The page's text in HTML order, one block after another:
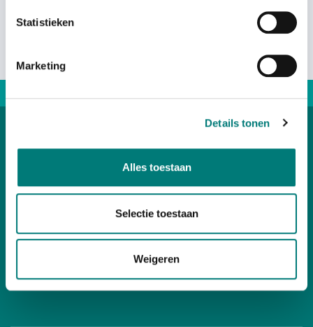
Statistieken
Marketing
Details tonen
Alles toestaan
Selectie toestaan
Weigeren
Categories
Customer Service
Contact